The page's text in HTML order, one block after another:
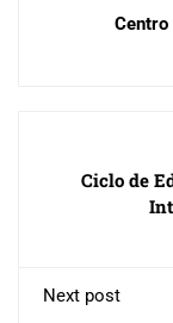
Centro
Ciclo de
Next post